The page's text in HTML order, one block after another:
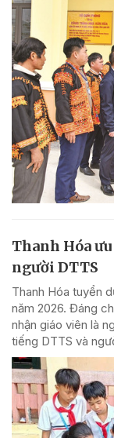
Thanh Hóa
người DTTS
Thanh Hóa tuyển
năm 2026. Đáng
nhận giáo viên là
tiếng DTTS và